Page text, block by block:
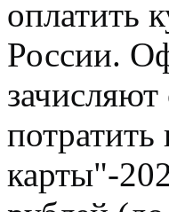
оплатить
России.
карты"-